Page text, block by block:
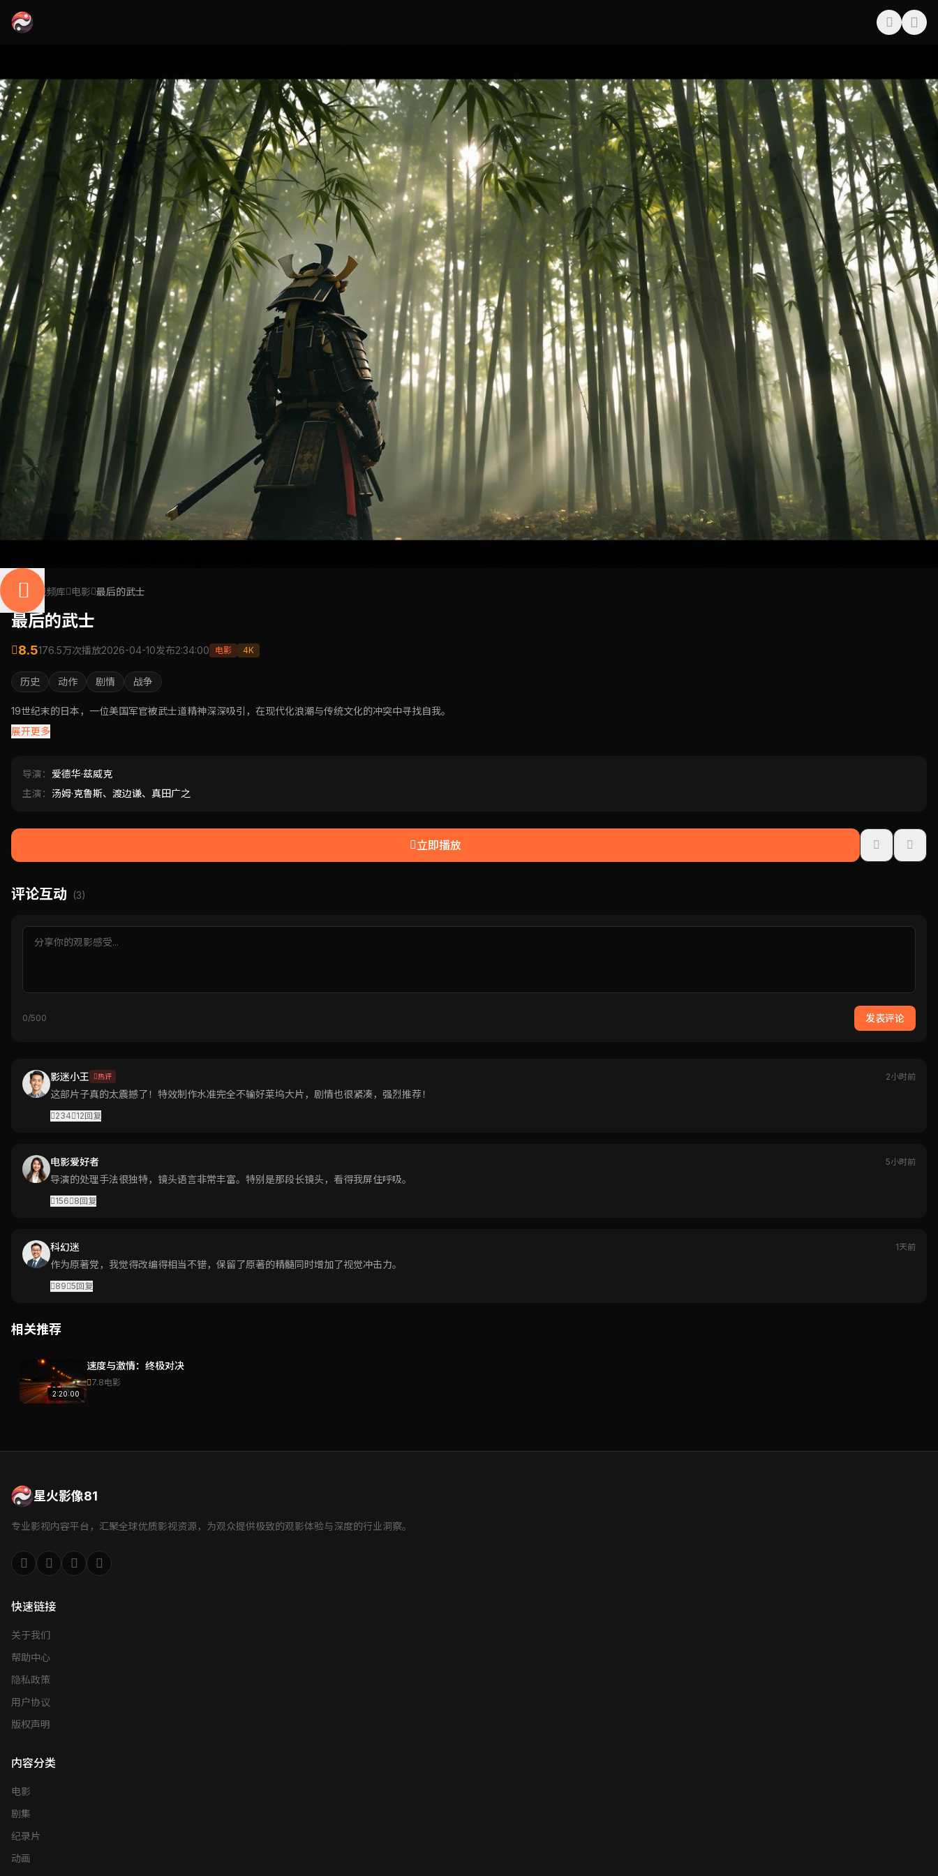
视频库 电影 最后的武士
最后的武士
8.5176.5万次播放2026-04-10发布2:34:00 电影 4K
历史 动作 剧情 战争
19世纪末的日本，一位美国军官被武士道精神深深吸引，在现代化浪潮与传统文化的冲突中寻找自我。
展开更多
导演： 爱德华·兹威克
主演： 汤姆·克鲁斯、渡边谦、真田广之
立即播放
评论互动 (3)
0/500 发表评论
影迷小王 热评 2小时前
这部片子真的太震撼了！特效制作水准完全不输好莱坞大片，剧情也很紧凑，强烈推荐！
234 12回复
电影爱好者 5小时前
导演的处理手法很独特，镜头语言非常丰富。特别是那段长镜头，看得我屏住呼吸。
156 8回复
科幻迷 1天前
作为原著党，我觉得改编得相当不错，保留了原著的精髓同时增加了视觉冲击力。
89 5回复
相关推荐
2:20:00
速度与激情：终极对决
7.8电影
星火影像81
专业影视内容平台，汇聚全球优质影视资源，为观众提供极致的观影体验与深度的行业洞察。
快速链接
关于我们
帮助中心
隐私政策
用户协议
版权声明
内容分类
电影
剧集
纪录片
动画